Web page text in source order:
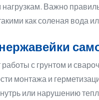
Важно
как соленая вода
с грунтом и
монтажа и
или нарушению